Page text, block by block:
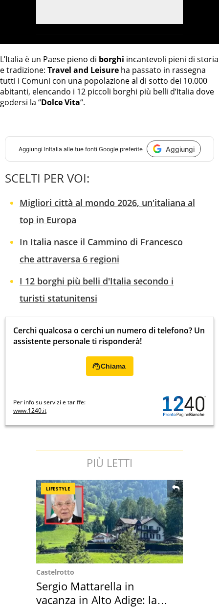
L’Italia è un Paese pieno di borghi incantevoli pieni di storia
e tradizione: Travel and Leisure ha passato in rassegna
tutti i Comuni con una popolazione al di sotto dei 10.000
abitanti, elencando i 12 piccoli borghi più belli d’Italia dove
godersi la “Dolce Vita“.
Aggiungi InItalia alle tue fonti Google preferite Aggiungi
SCELTI PER VOI:
Migliori città al mondo 2026, un'italiana al
top in Europa
In Italia nasce il Cammino di Francesco
che attraversa 6 regioni
I 12 borghi più belli d'Italia secondo i
turisti statunitensi
Cerchi qualcosa o cerchi un numero di telefono? Un
assistente personale ti risponderà!
Chiama
Per info su servizi e tariffe:
www.1240.it
PIÙ LETTI
LIFESTYLE
Castelrotto
Sergio Mattarella in
vacanza in Alto Adige: la